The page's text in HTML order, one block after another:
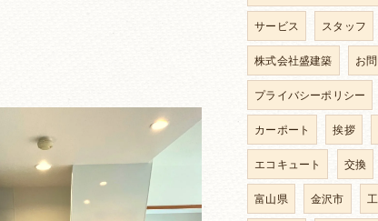
サービス スタッフ
株式会社盛建築 お
プライバシーポリシー
カーポート 挨拶
エコキュート 交換
富山県 金沢市